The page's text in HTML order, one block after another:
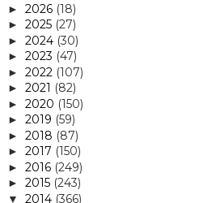
► 2026 (18)
► 2025 (27)
► 2024 (30)
► 2023 (47)
► 2022 (107)
► 2021 (82)
► 2020 (150)
► 2019 (59)
► 2018 (87)
► 2017 (150)
► 2016 (249)
► 2015 (243)
▼ 2014 (366)